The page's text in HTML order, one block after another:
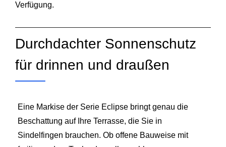
Verfügung.
Durchdachter Sonnenschutz
für drinnen und draußen
Eine Markise der Serie Eclipse bringt genau die
Beschattung auf Ihre Terrasse, die Sie in
Sindelfingen brauchen. Ob offene Bauweise mit